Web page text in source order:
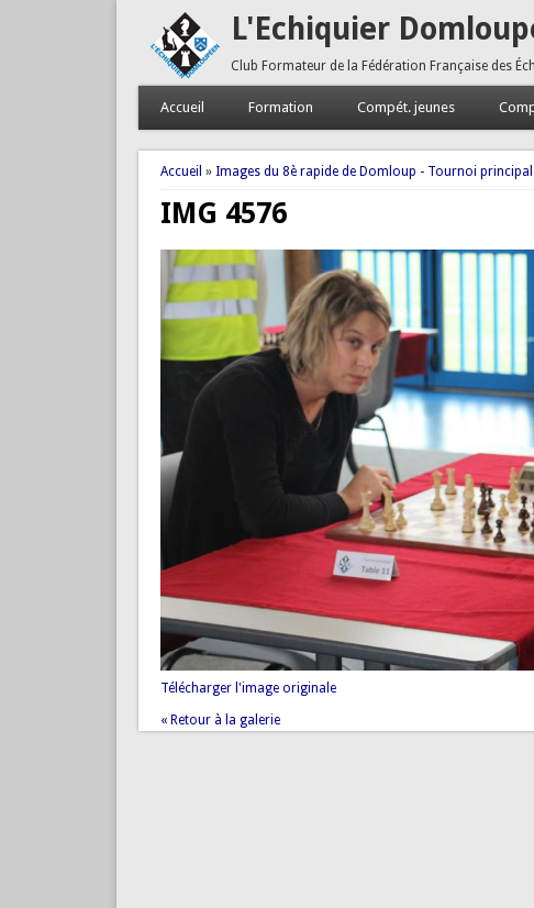
L'Echiquier
Club Formateur de la Fédération Française des
Accueil Formation Compét. jeunes
Vous êtes ici
Accueil » Images du 8è rapide de Domloup - Tournoi principal
IMG 4576
Télécharger l'image originale
« Retour à la galerie